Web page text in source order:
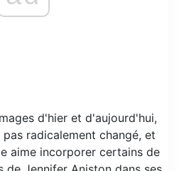
d'hier et d'aujourd'hui,
radicalement changé, et
aime incorporer certains de